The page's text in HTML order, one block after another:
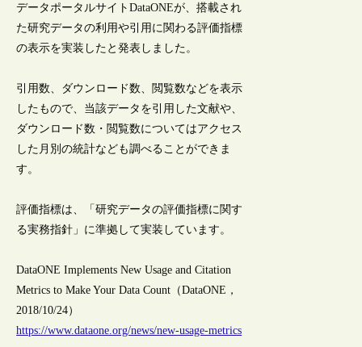
データポータルサイトDataONEが、搭載され
た研究データの利用や引用に関わる評価指標
の表示を実装したと発表しました。
引用数、ダウンロード数、閲覧数などを表示
したもので、当該データを引用した文献や、
ダウンロード数・閲覧数についてはアクセス
した月別の統計なども調べることができま
す。
評価指標は、「研究データの評価指標に関す
る実務指針」に準拠して実装しています。
DataONE Implements New Usage and Citation
Metrics to Make Your Data Count（DataONE，
2018/10/24）
https://www.dataone.org/news/new-usage-metrics